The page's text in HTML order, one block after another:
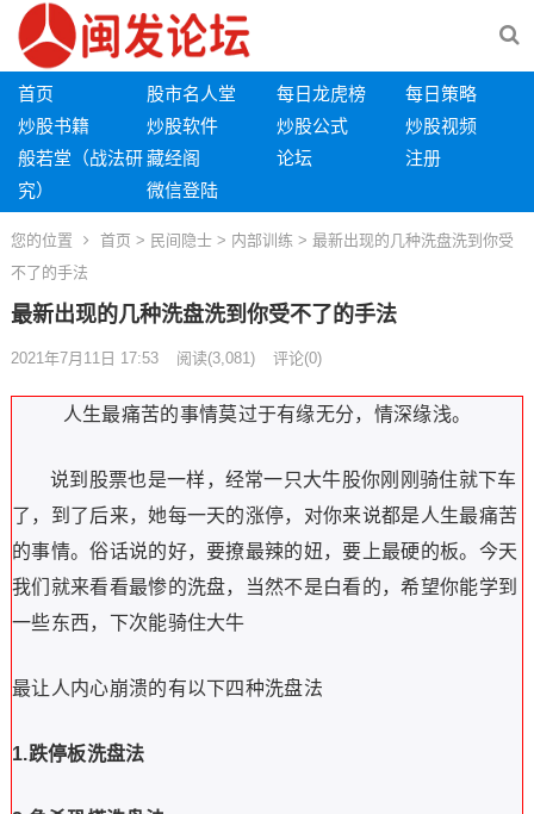
首页 股市名人堂 每日龙虎榜
每日策略
炒股书籍
炒股软件 炒股公式
炒股视频
般若堂（战法研
究）
藏经阁 论坛
注册
微信登陆
您的位置 首页 > 民间隐士> 内部训练 > 最新出现的几种洗盘洗到你受
不了的手法
最新出现的几种洗盘洗到你受不了的手法
2021年7月11日 17:53 阅读(3,081) 评论(0)
人生最痛苦的事情莫过于有缘无分，情深缘浅。
说到股票也是一样，经常一只大牛股你刚刚骑住就下车
了，到了后来，她每一天的涨停，对你来说都是人生最痛苦
的事情。俗话说的好，要撩最辣的妞，要上最硬的板。今天
我们就来看看最惨的洗盘，当然不是白看的，希望你能学到
一些东西，下次能骑住大牛
最让人内心崩溃的有以下四种洗盘法
1.跌停板洗盘法